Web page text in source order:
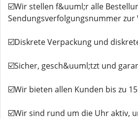
☑️Wir stellen f&uuml;r alle
Sendungsverfolgungsnummer zur
☑️Diskrete Verpackung und
☑️Sicher, gesch&uuml;tzt und
☑️Wir bieten allen Kunden bis zu
☑️Wir sind rund um die Uhr aktiv,